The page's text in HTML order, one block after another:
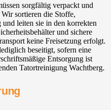
sorgfältig verpackt und
sortieren die Stoffe,
leiten sie in den korrekten
und sichere
keine Freisetzung erfolgt.
beseitigt, sofern eine
Entsorgung ist
Tatortreinigung Wachtberg⁠.